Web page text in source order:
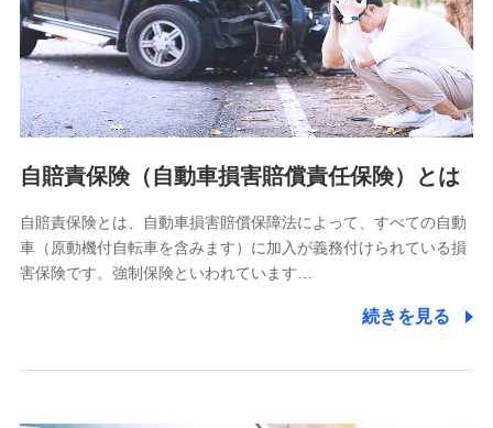
〒103-0013 東京都中央区日本橋人形町2-14-10 アーバン
ネット日本橋ビル 3F
株式会社ドコモ・インシュアランス
個人情報の第三者提供について
除き、第三者に提供いたしません。
業務の委託
当社は利用目的の達成に必要な範囲内において個人情報の取
自賠責保険（自動車損害賠償責任保険）とは
自賠責保険とは、自動車損害賠償保障法によって、すべての自動
車（原動機付自転車を含みます）に加入が義務付けられている損
害保険です。強制保険といわれています…
続きを見る